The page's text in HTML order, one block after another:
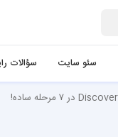
سئو سایت سؤالات